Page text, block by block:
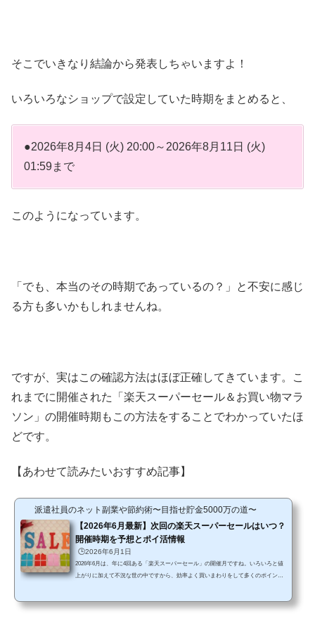
そこでいきなり結論から発表しちゃいますよ！
いろいろなショップで設定していた時期をまとめると、
●2026年8月4日 (火) 20:00～2026年8月11日 (火)
01:59まで
このようになっています。
「でも、本当のその時期であっているの？」と不安に感じ
る方も多いかもしれませんね。
ですが、実はこの確認方法はほぼ正確してきています。こ
れまでに開催された「楽天スーパーセール＆お買い物マラ
ソン」の開催時期もこの方法をすることでわかっていたほ
どです。
【あわせて読みたいおすすめ記事】
派遣社員のネット副業や節約術〜目指せ貯金5000万の道〜
【2026年6月最新】次回の楽天スーパーセールはいつ？
開催時期を予想とポイ活情報
🕒️2026年6月1日
2026年6月は、年に4回ある「楽天スーパーセール」の開催月ですね。いろいろと値
上がりに加えて不況な世の中ですから、効率よく買いまわりをして多くのポイント